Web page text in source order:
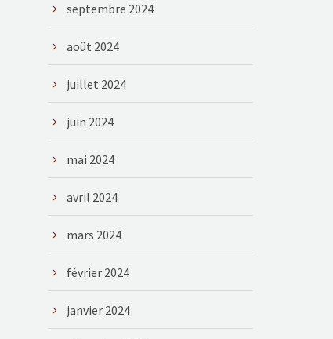
septembre 2024
août 2024
juillet 2024
juin 2024
mai 2024
avril 2024
mars 2024
février 2024
janvier 2024